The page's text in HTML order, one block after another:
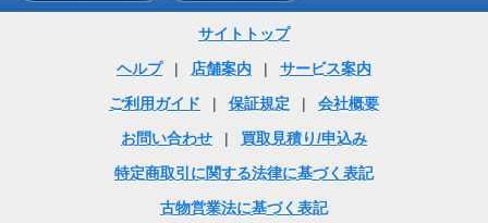
サイトトップ
ヘルプ
| 店舗案内 |
サービス案内
ご利用ガイド
| 保証規定 |
会社概要
お問い合わせ
|
買取見積り/申込み
特定商取引に関する法律に基づく表記
古物営業法に基づく表記